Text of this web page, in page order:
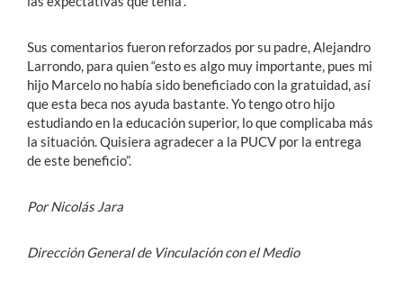
Sus comentarios fueron reforzados por su padre, Alejandro
Larrondo, para quien “esto es algo muy importante, pues mi
hijo Marcelo no había sido beneficiado con la gratuidad, así
que esta beca nos ayuda bastante. Yo tengo otro hijo
estudiando en la educación superior, lo que complicaba más
la situación. Quisiera agradecer a la PUCV por la entrega
de este beneficio”.
Por Nicolás Jara
Dirección General de Vinculación con el Medio